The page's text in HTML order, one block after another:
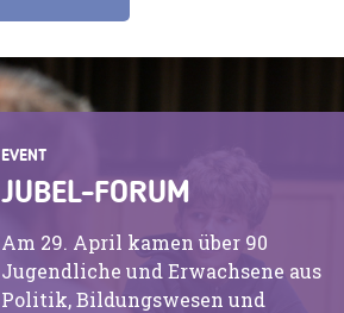
EVENT
JUBEL-FORUM
Am 29. April kamen über 90
Jugendliche und Erwachsene aus
Politik, Bildungswesen und